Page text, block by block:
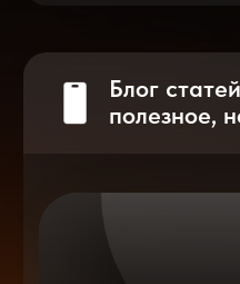
Разблокировка iPhone